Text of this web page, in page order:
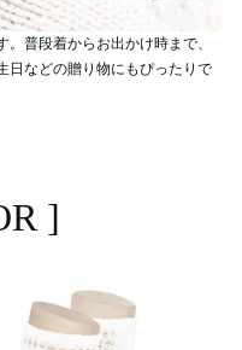
普段着からお出かけ時まで、
日などの贈り物にもぴったりで
]